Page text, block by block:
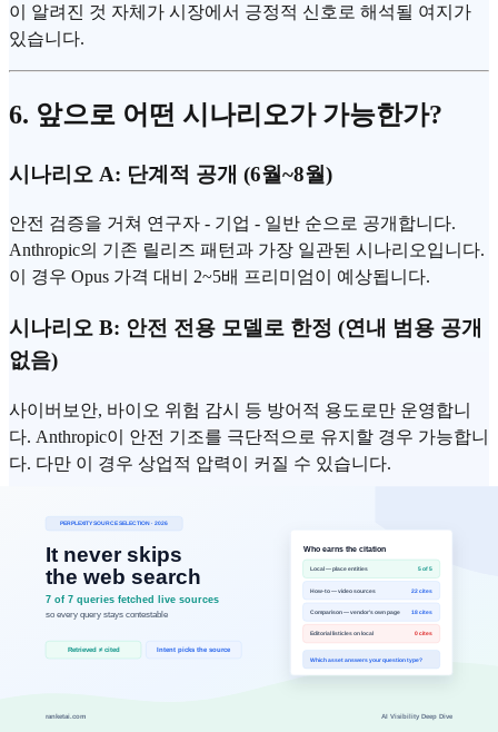
이 알려진 것 자체가 시장에서 긍정적 신호로 해석될 여지가
있습니다.
6. 앞으로 어떤 시나리오가 가능한가?
시나리오 A: 단계적 공개 (6월~8월)
안전 검증을 거쳐 연구자 - 기업 - 일반 순으로 공개합니다.
Anthropic의 기존 릴리즈 패턴과 가장 일관된 시나리오입니다.
이 경우 Opus 가격 대비 2~5배 프리미엄이 예상됩니다.
시나리오 B: 안전 전용 모델로 한정 (연내 범용 공개
없음)
사이버보안, 바이오 위험 감시 등 방어적 용도로만 운영합니
다. Anthropic이 안전 기조를 극단적으로 유지할 경우 가능합니
다. 다만 이 경우 상업적 압력이 커질 수 있습니다.
시나리오 C: 경쟁 압력에 의한 조기 공개 (4~5월)
OpenAI나 Google이 유사 규모 모델을 먼저 발표할 경우, 예정
보다 빠른 공개가 이루어질 수 있습니다. Polymarket의 4월
26% 확률이 이 시나리오를 반영합니다.
시나리오 D: MoE 또는 증류 버전 선공개
10조 파라미터 전체가 아니라, MoE(Mixture of Experts) 구조로